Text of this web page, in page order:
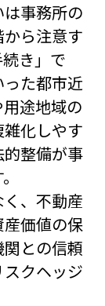
事務所の
ら注意す
き」で
った都市近
途地域の
化しやす
整備が事
、不動産
価値の保
との信頼
クヘッジ